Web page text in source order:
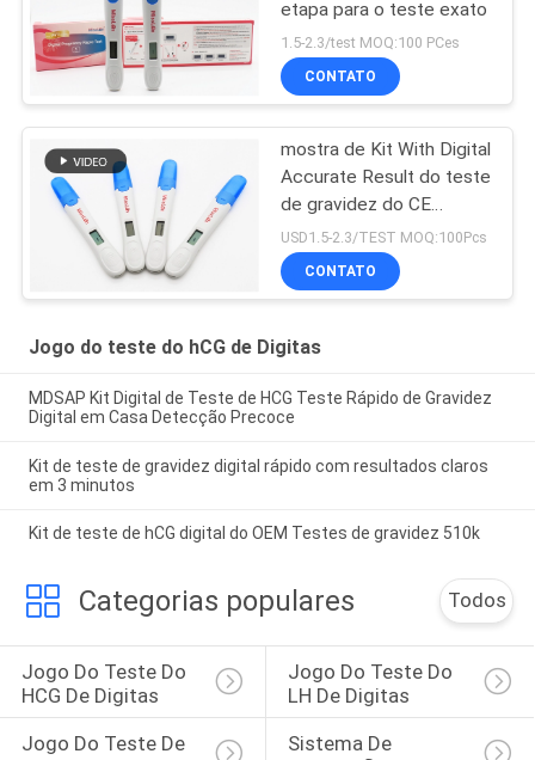
etapa para o teste exato
1.5-2.3/test MOQ:100 PCes
CONTATO
mostra de Kit With Digital
Accurate Result do teste
de gravidez do CE
ANVISA de 10mIU/mL
510k
USD1.5-2.3/TEST MOQ:100Pcs
CONTATO
Jogo do teste do hCG de Digitas
MDSAP Kit Digital de Teste de HCG Teste Rápido de Gravidez
Digital em Casa Detecção Precoce
Kit de teste de gravidez digital rápido com resultados claros
em 3 minutos
Kit de teste de hCG digital do OEM Testes de gravidez 510k
Categorias populares Todos
Jogo Do Teste Do
HCG De Digitas
Jogo Do Teste Do
LH De Digitas
Jogo Do Teste De
Sistema De